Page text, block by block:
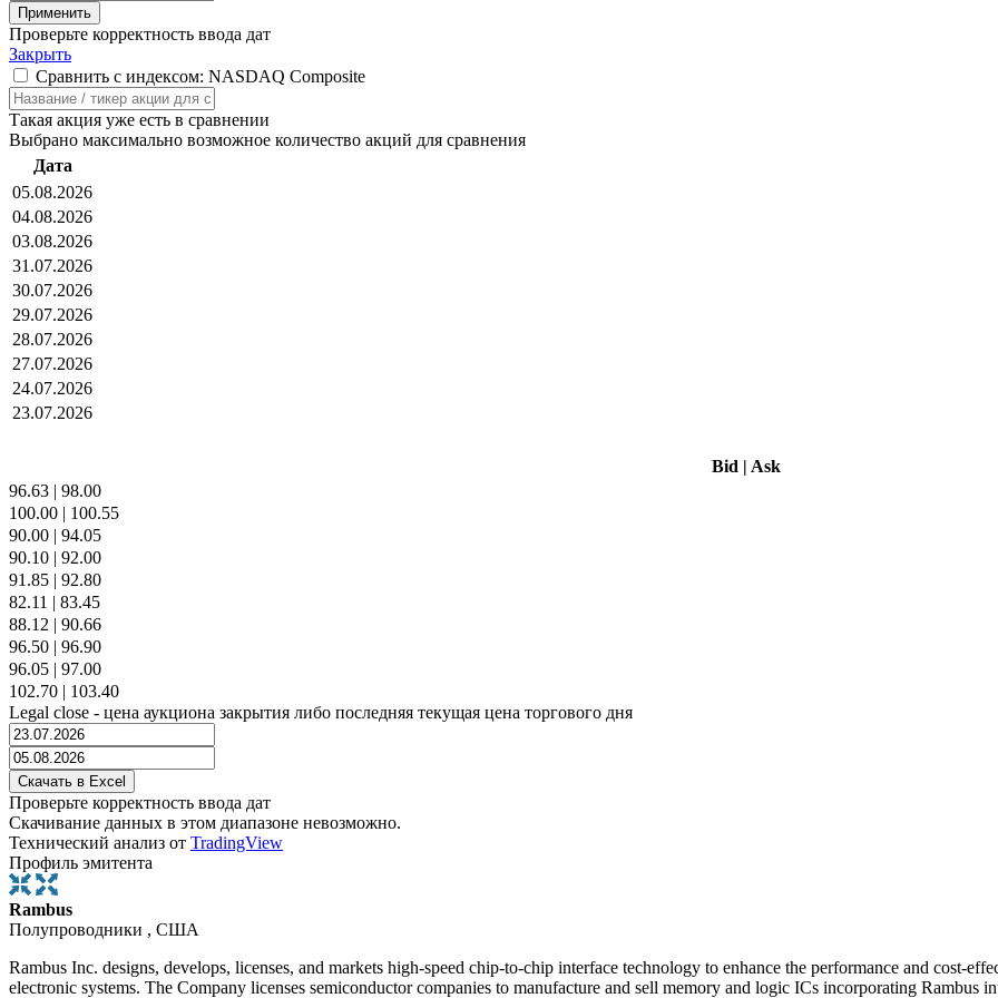
Проверьте корректность ввода дат
Закрыть
Сравнить с индексом: NASDAQ Composite
Такая акция уже есть в сравнении
Выбрано максимально возможное количество акций для сравнения
Дата
05.08.2026
04.08.2026
03.08.2026
31.07.2026
30.07.2026
29.07.2026
28.07.2026
27.07.2026
24.07.2026
23.07.2026
Bid | Ask
96.63 | 98.00
100.00 | 100.55
90.00 | 94.05
90.10 | 92.00
91.85 | 92.80
82.11 | 83.45
88.12 | 90.66
96.50 | 96.90
96.05 | 97.00
102.70 | 103.40
Legal close - цена аукциона закрытия либо последняя текущая цена торгового дня
Проверьте корректность ввода дат
Скачивание данных в этом диапазоне невозможно.
Технический анализ от TradingView
Профиль эмитента
Rambus
Полупроводники , США
Rambus Inc. designs, develops, licenses, and markets high-speed chip-to-chip interface technology to enhance the performance and cost-
electronic systems. The Company licenses semiconductor companies to manufacture and sell memory and logic ICs incorporating Rambus